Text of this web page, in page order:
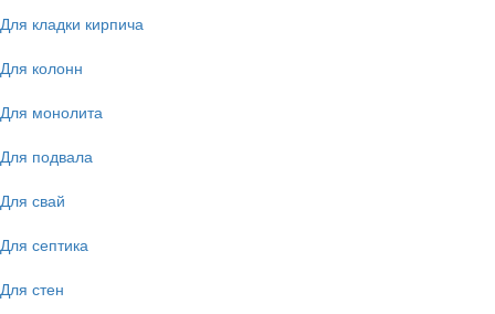
Для кладки кирпича
Для колонн
Для монолита
Для подвала
Для свай
Для септика
Для стен